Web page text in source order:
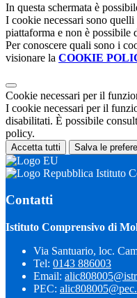
In questa schermata è
I cookie necessari sono
piattaforma e non è possibile
Per conoscere quali sono i
visionare la COOKIE
Cookie necessari per il
I cookie necessari per il
disabilitati. È possibile
policy.
Accetta tutti Salva le
Istituto
Contatti
Istituto Comprensivo di
Via Santuario, loc.
Tel: 0143 886003
Email:
PEC: